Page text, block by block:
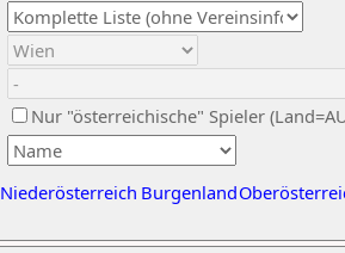
Nur "österreichische" Spieler
Niederösterreich Burgenland